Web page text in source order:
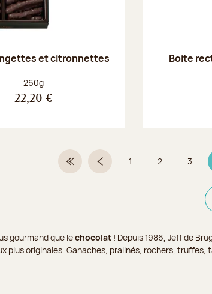
et citronnettes
Poids net :
260g
22,20 €
Boite
Première pagePage précédente
Page
1 Page
2 Page
3
gourmand que lechocolat! Depuis 1986, Jeff de
plus originales. Ganaches, pralinés, rochers,